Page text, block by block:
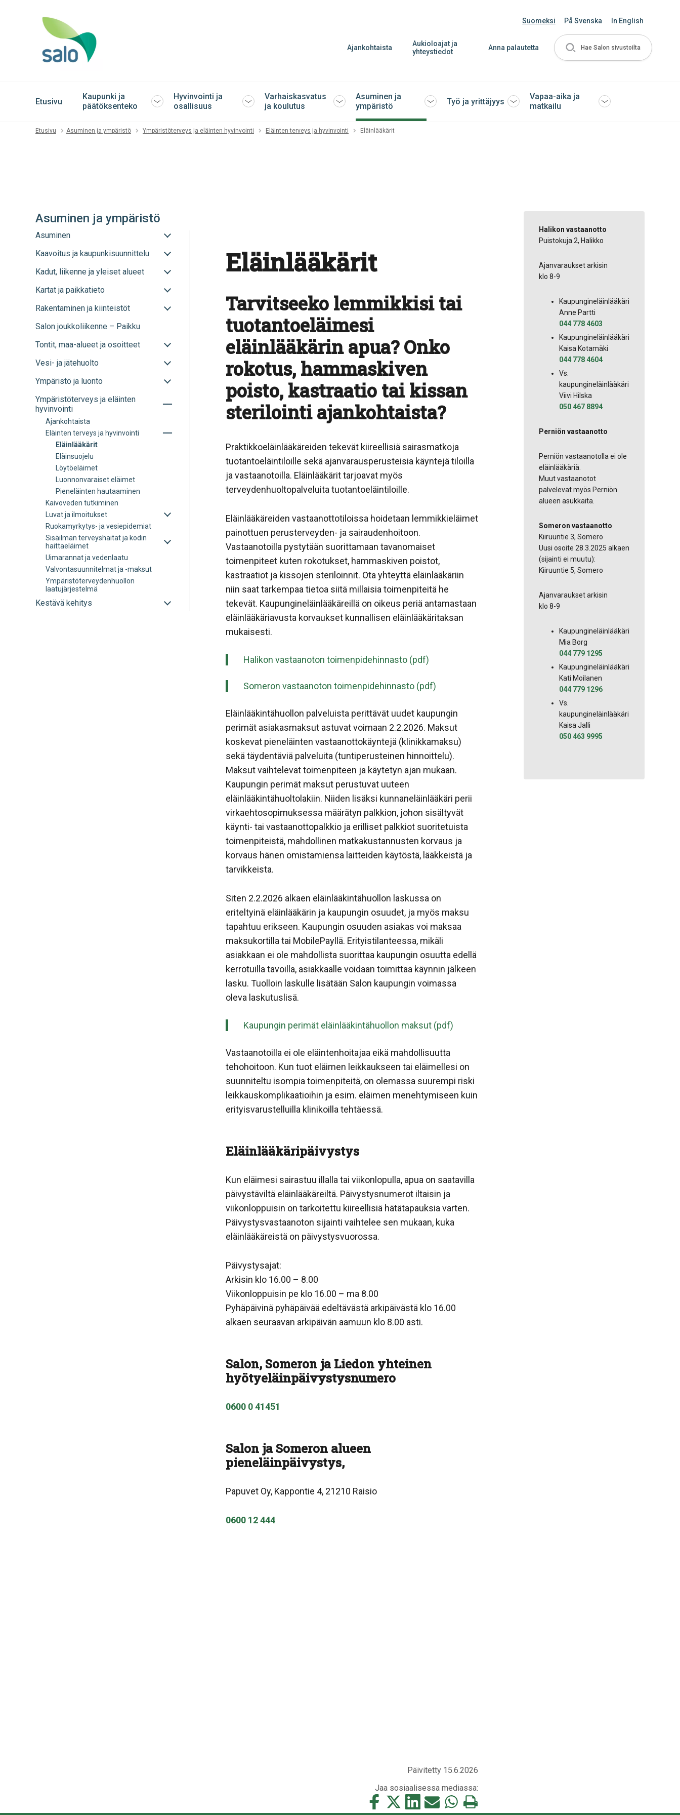
Suomeksi På Svenska In English
Ajankohtaista
Aukioloajat ja
yhteystiedot
Anna palautetta Hae Salon sivustoilta
Etusivu
Kaupunki ja
päätöksenteko
Avaa
sulje
Hyvinvointi ja
osallisuus
Avaa
sulje
Varhaiskasvatus
ja koulutus
Avaa
sulje
Asuminen ja
ympäristö
Avaa
Työ ja yrittäjyys Avaa
Vapaa-aika ja
matkailu
Avaa
Etusivu Asuminen ja ympäristö Ympäristöterveys ja eläinten hyvinvointi Eläinten terveys ja hyvinvointi Eläinlääkärit
Asuminen ja ympäristö
Asuminen
Avaa
sulje
Kaavoitus ja kaupunkisuunnittelu
Avaa
sulje
Kadut, liikenne ja yleiset alueet
Avaa
sulje
Kartat ja paikkatieto
Avaa
sulje
Rakentaminen ja kiinteistöt
Avaa
Salon joukkoliikenne – Paikku
Tontit, maa-alueet ja osoitteet
Avaa
sulje
Vesi- ja jätehuolto
Avaa
sulje
Ympäristö ja luonto
Avaa
Ympäristöterveys ja eläinten
hyvinvointi
Ajankohtaista
Eläinten terveys ja hyvinvointi
Avaa
Eläinlääkärit
Eläinsuojelu
Löytöeläimet
Luonnonvaraiset eläimet
Pieneläinten hautaaminen
Kaivoveden tutkiminen
Luvat ja ilmoitukset
Avaa
alavalikko
Ruokamyrkytys- ja vesiepidemiat
Sisäilman terveyshaitat ja kodin
haittaeläimet
Uimarannat ja vedenlaatu
Valvontasuunnitelmat ja -maksut
Ympäristöterveydenhuollon
laatujärjestelmä
Kestävä kehitys
Avaa
Eläinlääkärit
Tarvitseeko lemmikkisi tai
tuotantoeläimesi
eläinlääkärin apua? Onko
rokotus, hammaskiven
poisto, kastraatio tai kissan
sterilointi ajankohtaista?
Praktikkoeläinlääkäreiden tekevät kiireellisiä sairasmatkoja
tuotantoeläintiloille sekä ajanvarausperusteisia käyntejä tiloilla
ja vastaanotoilla. Eläinlääkärit tarjoavat myös
terveydenhuoltopalveluita tuotantoeläintiloille.
Eläinlääkäreiden vastaanottotiloissa hoidetaan lemmikkieläimet
painottuen perusterveyden- ja sairaudenhoitoon.
Vastaanotoilla pystytään suorittamaan tavanomaiset
toimenpiteet kuten rokotukset, hammaskiven poistot,
kastraatiot ja kissojen steriloinnit. Ota yhteyttä eläinlääkäriin
niin saat tarkempaa tietoa siitä millaisia toimenpiteitä he
tekevät. Kaupungineläinlääkäreillä on oikeus periä antamastaan
eläinlääkäriavusta korvaukset kunnallisen eläinlääkäritaksan
mukaisesti.
Halikon vastaanoton toimenpidehinnasto (pdf)
Someron vastaanoton toimenpidehinnasto (pdf)
Eläinlääkintähuollon palveluista perittävät uudet kaupungin
perimät asiakasmaksut astuvat voimaan 2.2.2026. Maksut
koskevat pieneläinten vastaanottokäyntejä (klinikkamaksu)
sekä täydentäviä palveluita (tuntiperusteinen hinnoittelu).
Maksut vaihtelevat toimenpiteen ja käytetyn ajan mukaan.
Kaupungin perimät maksut perustuvat uuteen
eläinlääkintähuoltolakiin. Niiden lisäksi kunnaneläinlääkäri perii
virkaehtosopimuksessa määrätyn palkkion, johon sisältyvät
käynti- tai vastaanottopalkkio ja erilliset palkkiot suoritetuista
toimenpiteistä, mahdollinen matkakustannusten korvaus ja
korvaus hänen omistamiensa laitteiden käytöstä, lääkkeistä ja
tarvikkeista.
Siten 2.2.2026 alkaen eläinlääkintähuollon laskussa on
eriteltyinä eläinlääkärin ja kaupungin osuudet, ja myös maksu
tapahtuu erikseen. Kaupungin osuuden asiakas voi maksaa
maksukortilla tai MobilePayllä. Erityistilanteessa, mikäli
asiakkaan ei ole mahdollista suorittaa kaupungin osuutta edellä
kerrotuilla tavoilla, asiakkaalle voidaan toimittaa käynnin jälkeen
lasku. Tuolloin laskulle lisätään Salon kaupungin voimassa
oleva laskutuslisä.
Kaupungin perimät eläinlääkintähuollon maksut (pdf)
Vastaanotoilla ei ole eläintenhoitajaa eikä mahdollisuutta
tehohoitoon. Kun tuot eläimen leikkaukseen tai eläimellesi on
suunniteltu isompia toimenpiteitä, on olemassa suurempi riski
leikkauskomplikaatioihin ja esim. eläimen menehtymiseen kuin
erityisvarustelluilla klinikoilla tehtäessä.
Eläinlääkäripäivystys
Kun eläimesi sairastuu illalla tai viikonlopulla, apua on saatavilla
päivystäviltä eläinlääkäreiltä. Päivystysnumerot iltaisin ja
viikonloppuisin on tarkoitettu kiireellisiä hätätapauksia varten.
Päivystysvastaanoton sijainti vaihtelee sen mukaan, kuka
eläinlääkäreistä on päivystysvuorossa.
Päivystysajat:
Arkisin klo 16.00 – 8.00
Viikonloppuisin pe klo 16.00 – ma 8.00
Pyhäpäivinä pyhäpäivää edeltävästä arkipäivästä klo 16.00
alkaen seuraavan arkipäivän aamuun klo 8.00 asti.
Salon, Someron ja Liedon yhteinen
hyötyeläinpäivystysnumero
0600 0 41451
Salon ja Someron alueen
pieneläinpäivystys,
Papuvet Oy, Kappontie 4, 21210 Raisio
0600 12 444
Päivitetty 15.6.2026
Jaa sosiaalisessa mediassa:
Jaa
tämä
Jaa
tämä
Jaa
tämä
Jaa
tämä
Jaa
tämä
Tulosta
tämä
Halikon vastaanotto
Puistokuja 2, Halikko
Ajanvaraukset arkisin
klo 8-9
Kaupungineläinlääkäri
Anne Partti
044 778 4603
Kaupungineläinlääkäri
Kaisa Kotamäki
044 778 4604
Vs.
kaupungineläinlääkäri
Viivi Hilska
050 467 8894
Perniön vastaanotto
Perniön vastaanotolla ei ole
eläinlääkäriä.
Muut vastaanotot
palvelevat myös Perniön
alueen asukkaita.
Someron vastaanotto
Kiiruuntie 3, Somero
Uusi osoite 28.3.2025 alkaen
(sijainti ei muutu):
Kiiruuntie 5, Somero
Ajanvaraukset arkisin
klo 8-9
Kaupungineläinlääkäri
Mia Borg
044 779 1295
Kaupungineläinlääkäri
Kati Moilanen
044 779 1296
Vs.
kaupungineläinlääkäri
Kaisa Jalli
050 463 9995